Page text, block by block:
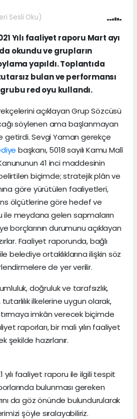
Sesli Oku)
Yılı faaliyet raporu Mart ayı
okundu ve grupların
yapıldı. Toplantıda
bulan ve performansı
red oyu kullandı.
açıklayan Grup Sözcüsü
söylenen ama başlanmayan
getirdi. Sevgi Yaman gerekçe
başkanı, 5018 sayılı Kamu Malî
41 inci maddesinin
biçimde; stratejik plân ve
göre yürütülen faaliyetleri,
ölçütlerine göre hedef ve
meydana gelen sapmaların
borçlarının durumunu açıklayan
Faaliyet raporunda, bağlı
belediye ortaklıklarına ilişkin söz
de yer verilir.
doğruluk ve tarafsızlık,
tutarlılık ilkelerine uygun olarak,
imkân verecek biçimde
raporları, bir mali yılın faaliyet
şekilde hazırlanır.
yılı faaliyet raporu ile ilgili tespit
bulunması gereken
da göz önünde bulundurularak
şöyle sıralayabiliriz.